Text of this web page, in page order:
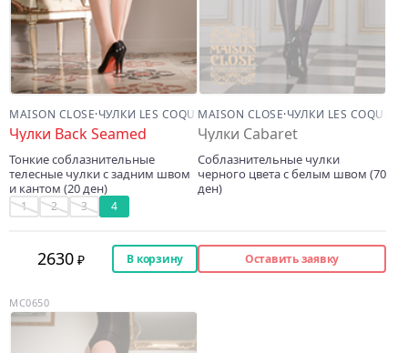
MAISON CLOSE·ЧУЛКИ LES COQUETTERIES
Чулки Back Seamed
Тонкие соблазнительные
телесные чулки с задним швом
и кантом (20 ден)
1 2 3 4
2630 В корзину
MAISON CLOSE·ЧУЛКИ LES
Чулки Cabaret
Соблазнительные чулки
черного цвета с белым швом (70
ден)
Оставить заявку
MC0650